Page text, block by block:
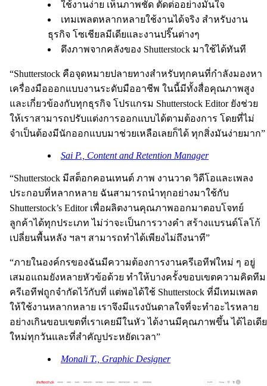
ใช้งานง่าย เห็นภาพชัด ตัดต่ออย่างมั่นใจ
เทมเพลตหลากหลายใช้งานได้จริง สำหรับงาน
ธุรกิจ โซเชียลมีเดียและงานปริ๊นต่างๆ
ดึงภาพจากคลังของ Shutterstock มาใช้ได้ทันที
“Shutterstock คือจุดหมายปลายทางสำหรับทุกคนที่กำลังมองหา
เครื่องมือออกแบบงานระดับมืออาชีพ ในนี้มีทั้งสื่อคุณภาพสูง
และเกี่ยวข้องกับทุกธุรกิจ โปรแกรม Shutterstock Editor ยังช่วย
ให้เราสามารถปรับแต่งการออกแบบได้ตามต้องการ โดยที่ไม่
จำเป็นต้องมีนักออกแบบมาช่วยเหลือเลยก็ได้ ทุกสิ่งมันง่ายมาก”
Sai P., Content and Retention Manager
“Shutterstock มีสต็อกคอนเทนต์ ภาพ งานวาด วิดีโอและเพลง
ประกอบที่หลากหลาย ฉันสามารถนำทุกอย่างมาใช้กับ
Shutterstock’s Editor เพื่อผลิตงานคุณภาพออกมาตอบโจทย์
ลูกค้าได้ทุกประเภท ไม่ว่าจะเป็นการวางคำ สร้างแบรนด์โลโก้
เปลี่ยนพื้นหลัง ฯลฯ สามารถทำได้เพียงไม่ถึงนาที”
“ภายในองค์กรของฉันมีความต้องการงานครีเอทีฟใหม่ ๆ อยู่
เสมอแถมยังหลายหัวข้อด้วย ทำให้บางครั้งขอบเขตความคิดทีม
ครีเอทีฟถูกจำกัดไว้กับที่ แต่พอได้ใช้ Shutterstock ที่มีเทมเพลต
ให้ใช้งานหลากหลาย เราจึงมีแรงบันดาลใจที่จะทำอะไรหลาย
อย่างเกินขอบเขตที่เราเคยมีในหัว ได้งานมีคุณภาพขึ้น ได้ไอเดีย
ใหม่ทุกวันและที่สำคัญประหยัดเวลา”
Monali T., Graphic Designer